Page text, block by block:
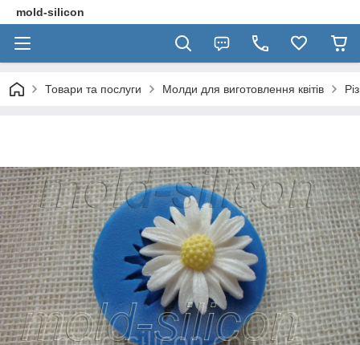
mold-silicon
Товари та послуги Молди для виготовлення квітів